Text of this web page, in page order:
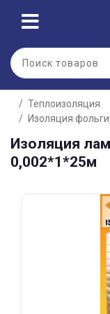
Теплоизоляция
Изоляция
Изоляция
0,002*1*25м
Для клиентов всех
Разбейте
оплату
без
График